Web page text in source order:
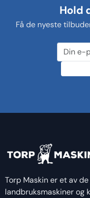
Hold
Få de nyeste
Torp Maskin er et av
landbruksmaskiner og